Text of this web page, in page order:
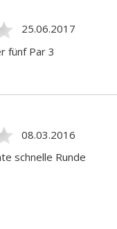
25.06.2017
fünf Par 3
08.03.2016
schnelle Runde